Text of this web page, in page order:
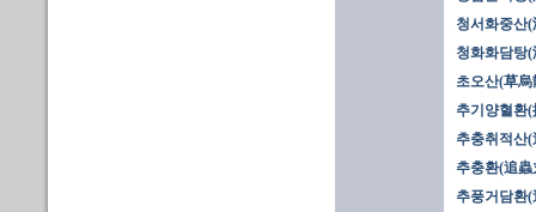
청서화중산
청화화담탕
초오산(草烏
추기양혈환
추충취적산
추충환(追蟲
추풍거담환